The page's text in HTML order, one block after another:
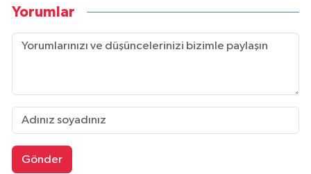
Yorumlar
Gönder